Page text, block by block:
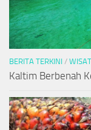
BERITA TERKINI /
Kaltim Berbenah